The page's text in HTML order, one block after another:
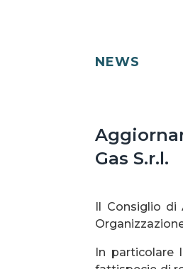
NEWS
Gas S.r.l.
Il Consiglio di
In particolare